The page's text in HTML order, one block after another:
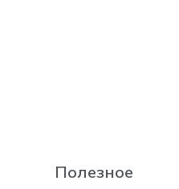
Полезное